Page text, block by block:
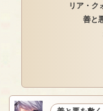
リア・ク
善と